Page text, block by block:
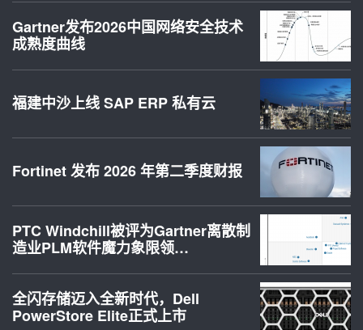
Gartner发布2026中国网络安全技术
成熟度曲线
福建中沙上线 SAP ERP 私有云
Fortinet 发布 2026 年第二季度财报
PTC Windchill被评为Gartner离散制
造业PLM软件魔力象限领…
全闪存储迈入全新时代，Dell
PowerStore Elite正式上市